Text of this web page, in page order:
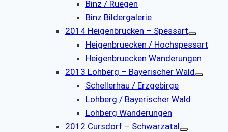
Binz / Ruegen
Binz Bildergalerie
2014 Heigenbrücken – Spessart
Heigenbruecken / Hochspessart
Heigenbruecken Wanderungen
2013 Lohberg – Bayerischer Wald
Schellerhau / Erzgebirge
Lohberg / Bayerischer Wald
Lohberg Wanderungen
2012 Cursdorf – Schwarzatal